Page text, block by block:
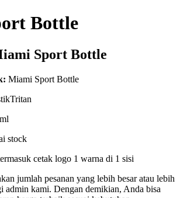
Bottle
Sport Bottle
Miami Sport Bottle
stock
cetak logo 1 warna di 1 sisi
jumlah pesanan yang lebih besar atau lebih
admin kami. Dengan demikian, Anda bisa